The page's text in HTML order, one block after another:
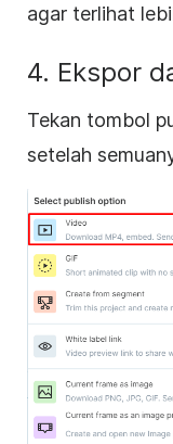
agar terlihat
4. Ekspor
Tekan tombol
setelah